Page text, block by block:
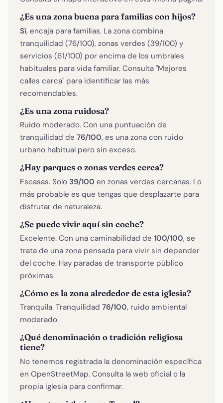
¿Es una zona buena para familias con hijos?
Sí, encaja para familias. La zona combina
tranquilidad (76/100), zonas verdes (39/100) y
servicios (61/100) por encima de los umbrales
habituales para vida familiar. Consulta "Mejores
calles cerca" para identificar las más
recomendables.
¿Es una zona ruidosa?
Ruido moderado. Con una puntuación de
tranquilidad de 76/100, es una zona con ruido
urbano habitual pero sin exceso.
¿Hay parques o zonas verdes cerca?
Escasas. Solo 39/100 en zonas verdes cercanas. Lo
más probable es que tengas que desplazarte para
disfrutar de naturaleza.
¿Se puede vivir aquí sin coche?
Excelente. Con una caminabilidad de 100/100, se
trata de una zona pensada para vivir sin depender
del coche. Hay paradas de transporte público
próximas.
¿Cómo es la zona alrededor de esta iglesia?
Tranquila. Tranquilidad 76/100, ruido ambiental
moderado.
¿Qué denominación o tradición religiosa
tiene?
No tenemos registrada la denominación específica
en OpenStreetMap. Consulta la web oficial o la
propia iglesia para confirmar.